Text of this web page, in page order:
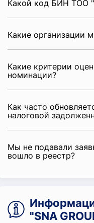
Какой код БИН ТОО
Какие организации
Какие критерии
номинации?
Как часто
налоговой
Мы не подавали
вошло в реестр?
"SNA